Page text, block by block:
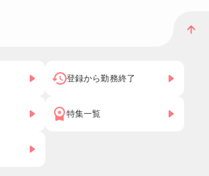
登録から勤務終了
特集一覧